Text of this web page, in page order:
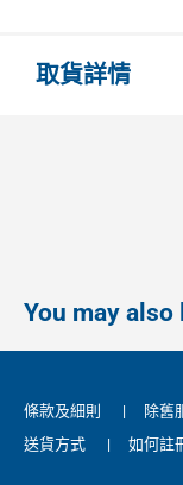
取貨詳情
You may also
條款及細則 | 除舊
送貨方式
| 如何註